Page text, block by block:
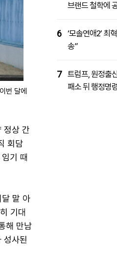
번 달에
정상 간
회담
기 때
말 아
기대
해 만남
성사된
브랜드 철학에
6 ‘모솔연애2’ 최혁준, “시청자 불편하
송”
7 트럼프, 원정출
패소 뒤 행정명